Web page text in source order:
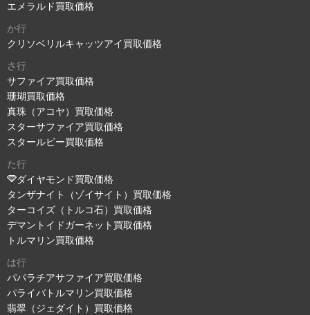
エメラルド買取価格
か行
クリソベリルキャッツアイ買取価格
さ行
サファイア買取価格
珊瑚買取価格
真珠（アコヤ）買取価格
スターサファイア買取価格
スタールビー買取価格
た行
ダイヤモンド買取価格
タンザナイト（ゾイサイト）買取価格
ターコイズ（トルコ石）買取価格
デマントイドガーネット買取価格
トルマリン買取価格
は行
パパラチアサファイア買取価格
パライバトルマリン買取価格
翡翠（ジェダイト）買取価格